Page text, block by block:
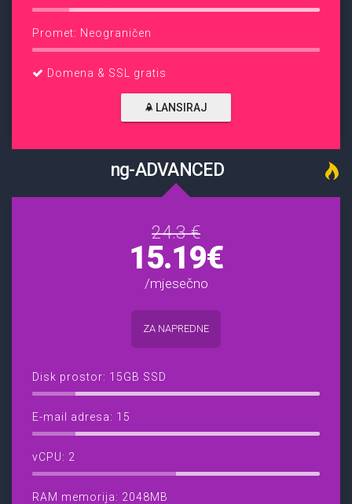
Promet: Neograničen
Domena & SSL gratis
LANSIRAJ
ng-ADVANCED
24.3 €
15.19€
/mjesečno
ZA NAPREDNE
Disk prostor: 15GB SSD
E-mail adresa: 15
vCPU: 2
RAM memorija: 2048MB